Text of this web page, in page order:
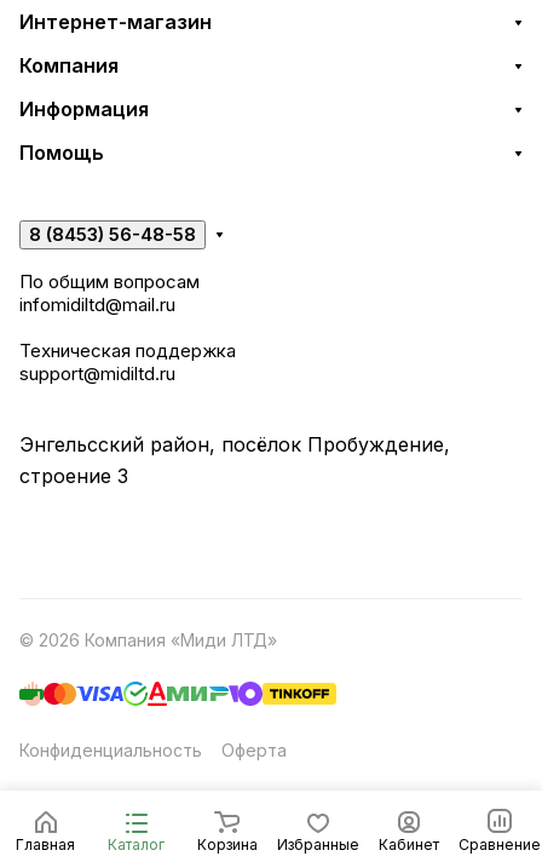
Главная Каталог Корзина Избранные Кабинет Сравнение
Интернет-магазин
Компания
Информация
Помощь
8 (8453) 56-48-58
По общим вопросам
infomidiltd@mail.ru
Техническая поддержка
support@midiltd.ru
Энгельсский район, посёлок Пробуждение,
строение 3
© 2026 Компания «Миди ЛТД»
Конфиденциальность Оферта